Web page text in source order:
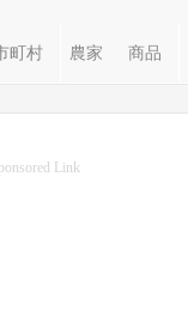
町村 農家 商品
Link